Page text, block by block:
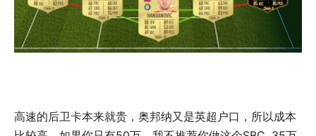
高速的后卫卡本来就贵，奥邦纳又是英超户口，所以成本